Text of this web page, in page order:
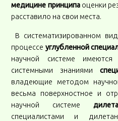
медицине принципаоценки
расставило на свои места.
В систематизированном
процессе углубленной
научной системе
системными знаниями
владеющие методом
весьма поверхностное и
научной системе
специалистами и